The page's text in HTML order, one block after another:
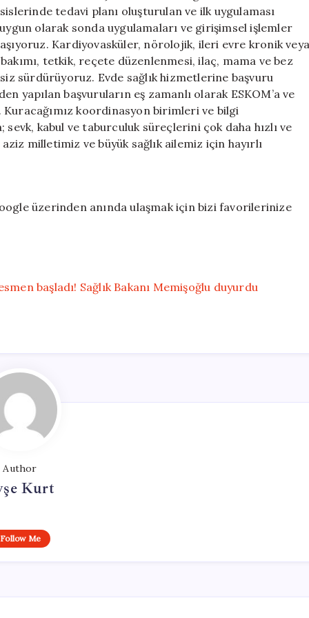
tedavi planı oluşturulan ve ilk uygulaması
olarak sonda uygulamaları ve girişimsel işlemler
Kardiyovasküler, nörolojik, ileri evre kronik
tetkik, reçete düzenlenmesi, ilaç, mama ve bez
sürdürüyoruz. Evde sağlık hizmetlerine başvuru
yapılan başvuruların eş zamanlı olarak ESKOM’a ve
koordinasyon birimleri ve bilgi
kabul ve taburculuk süreçlerini çok daha hızlı ve
milletimiz ve büyük sağlık ailemiz için hayırlı
üzerinden anında ulaşmak için bizi favorilerinize
başladı! Sağlık Bakanı Memişoğlu duyurdu
Author
Kurt
Follow Me